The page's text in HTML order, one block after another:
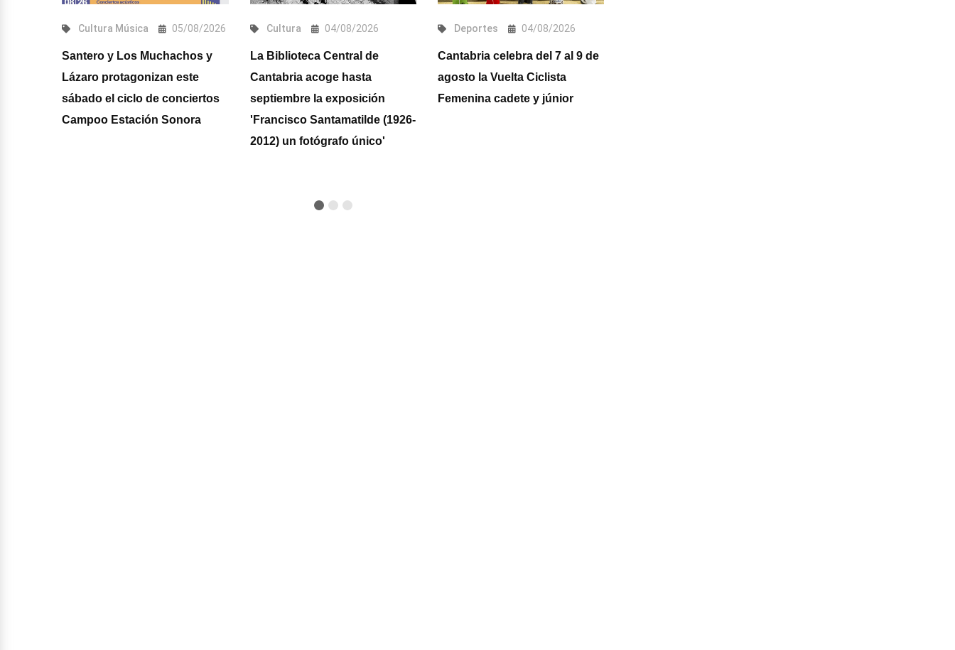
Cultura Música 05/08/2026
Santero y Los Muchachos y
Lázaro protagonizan este
sábado el ciclo de conciertos
Campoo Estación Sonora
Cultura 04/08/2026
La Biblioteca Central de
Cantabria acoge hasta
septiembre la exposición
'Francisco Santamatilde (1926-
2012) un fotógrafo único'
Deportes 04/08/2026
Cantabria celebra del 7 al 9 de
agosto la Vuelta Ciclista
Femenina cadete y júnior